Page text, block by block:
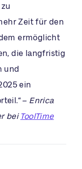
Zeit für den
ermöglicht
die langfristig
und
ein
– Enrica
bei ToolTime